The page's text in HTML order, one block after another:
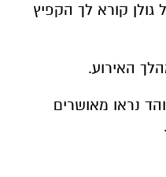
גולן קורא לך הקפיץ
האירוע.
נראו מאושרים